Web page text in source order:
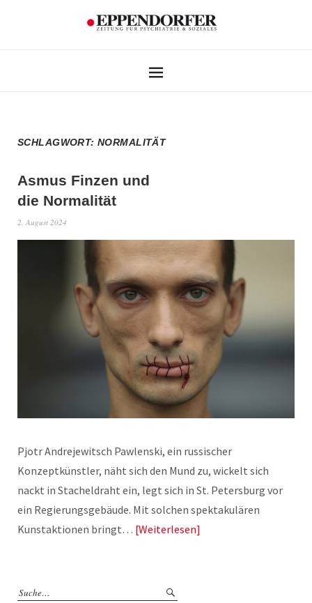
SCHLAGWORT:NORMALITÄT
Asmus Finzen und
die Normalität
2. August 2024
Pjotr Andrejewitsch Pawlenski, ein russischer
Konzeptkünstler, näht sich den Mund zu, wickelt sich
nackt in Stacheldraht ein, legt sich in St. Petersburg vor
ein Regierungsgebäude. Mit solchen spektakulären
Kunstaktionen bringt… Weiterlesen